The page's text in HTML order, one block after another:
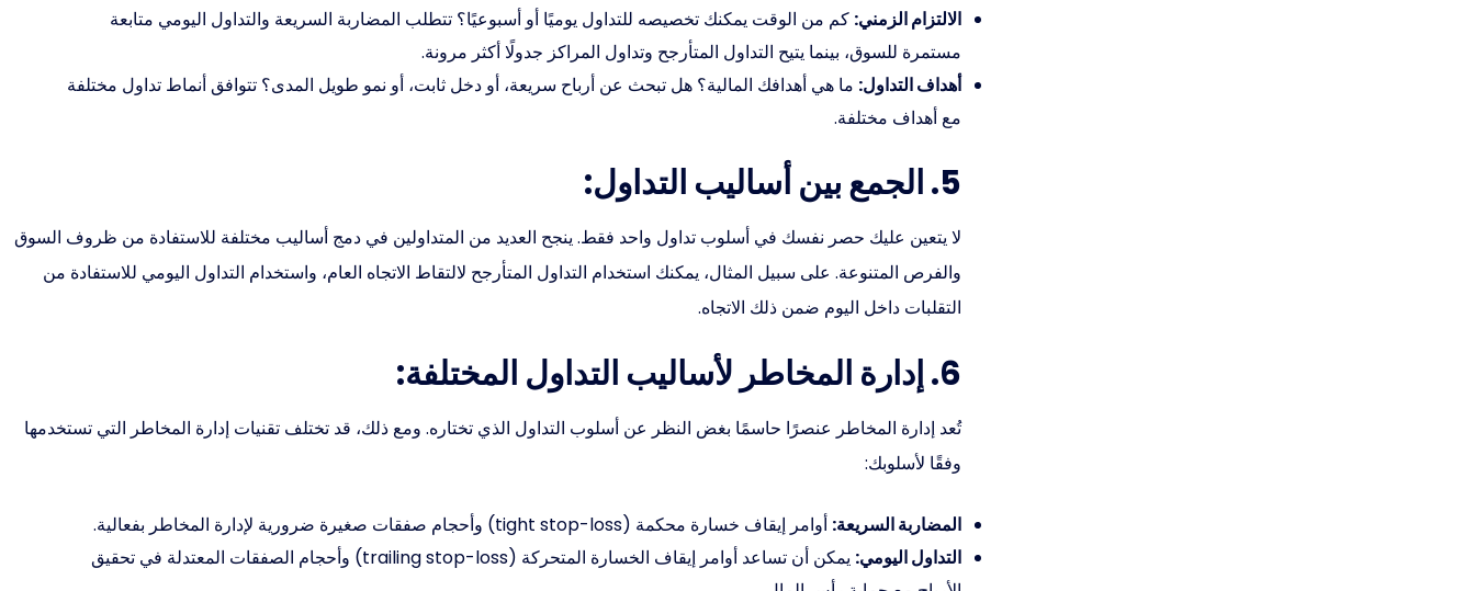
الالتزام الزمني: كم من الوقت يمكنك تخصيصه للتداول يوميًا أو أسبوعيًا؟ تتطلب المضاربة السريعة والتداول اليومي متابعة
مستمرة للسوق، بينما يتيح التداول المتأرجح وتداول المراكز جدولًا أكثر مرونة.
أهداف التداول: ما هي أهدافك المالية؟ هل تبحث عن أرباح سريعة، أو دخل ثابت، أو نمو طويل المدى؟ تتوافق أنماط تداول مختلفة
مع أهداف مختلفة.
5. الجمع بين أساليب التداول:
لا يتعين عليك حصر نفسك في أسلوب تداول واحد فقط. ينجح العديد من المتداولين في دمج أساليب مختلفة للاستفادة من ظروف السوق
والفرص المتنوعة. على سبيل المثال، يمكنك استخدام التداول المتأرجح لالتقاط الاتجاه العام، واستخدام التداول اليومي للاستفادة من
التقلبات داخل اليوم ضمن ذلك الاتجاه.
6. إدارة المخاطر لأساليب التداول المختلفة:
تُعد إدارة المخاطر عنصرًا حاسمًا بغض النظر عن أسلوب التداول الذي تختاره. ومع ذلك، قد تختلف تقنيات إدارة المخاطر التي تستخدمها
وفقًا لأسلوبك:
المضاربة السريعة: أوامر إيقاف خسارة محكمة (tight stop-loss) وأحجام صفقات صغيرة ضرورية لإدارة المخاطر بفعالية.
التداول اليومي:
يمكن أن تساعد أوامر إيقاف الخسارة المتحركة (trailing stop-loss) وأحجام الصفقات المعتدلة في تحقيق